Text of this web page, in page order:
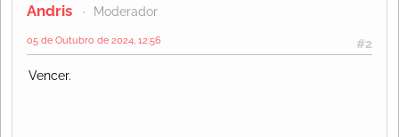
Andris Moderador
#2
05 de Outubro de 2024, 12:56
Vencer.